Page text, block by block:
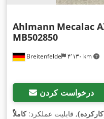
Breitenfelde ۴٬۱۳۰ km
Ahlmann Mecalac
MB502850
درخواست کردن
, قابلیت عملکرد:کاملاً